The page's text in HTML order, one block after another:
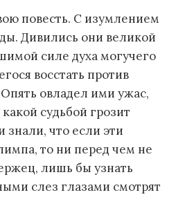
повесть. С изумлением
Дивились они великой
силе духа могучего
восстать против
овладел ими ужас,
судьбой грозит
что если эти
то ни перед чем не
лишь бы узнать
слез глазами смотрят